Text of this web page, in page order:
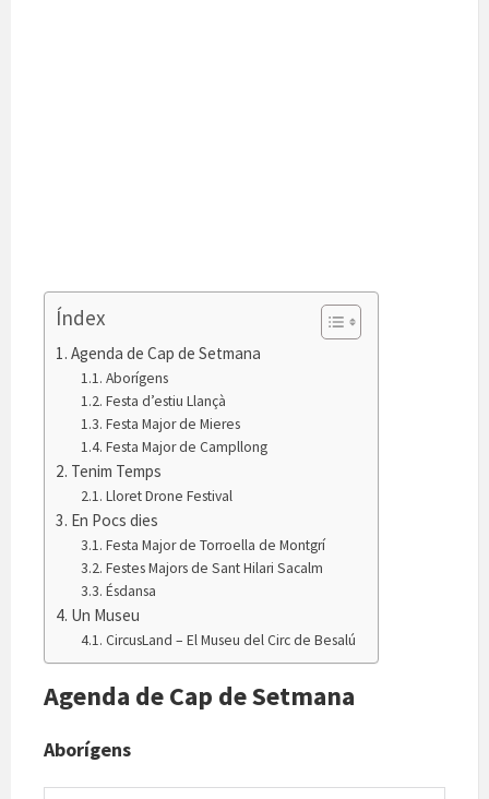
Índex
Agenda de Cap de Setmana
Aborígens
Festa d’estiu Llançà
Festa Major de Mieres
Festa Major de Campllong
Tenim Temps
Lloret Drone Festival
En Pocs dies
Festa Major de Torroella de Montgrí
Festes Majors de Sant Hilari Sacalm
Ésdansa
Un Museu
CircusLand – El Museu del Circ de Besalú
Agenda de Cap de Setmana
Aborígens